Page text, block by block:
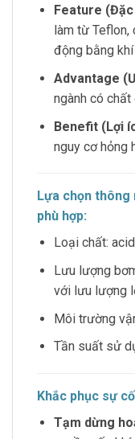
Feature
làm từ
động bằng khí
Advantage
ngành có
Benefit (Lợi
nguy cơ hỏng
Lựa chọn thông
phù hợp:
Loại chất:
Lưu lượng
với lưu lượng
Môi trường
Tần suất sử
Khắc phục sự
Tạm dừng